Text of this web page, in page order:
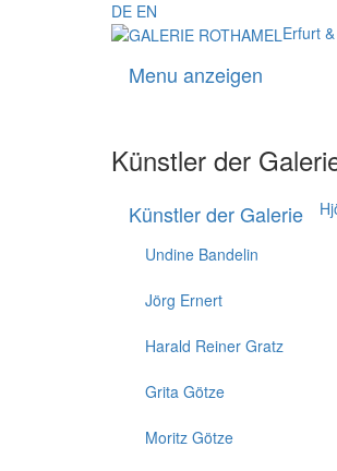
DE EN
Erfurt
Menu anzeigen
Künstler der
Künstler der Galerie
Undine Bandelin
Jörg Ernert
Harald Reiner Gratz
Grita Götze
Moritz Götze